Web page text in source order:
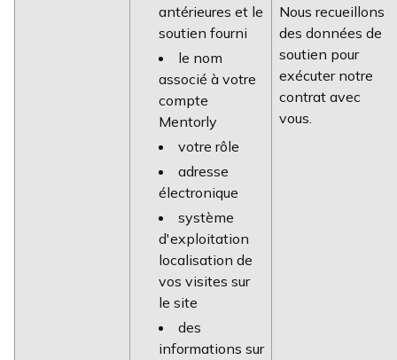
antérieures et le
soutien fourni
le nom
associé à votre
compte
Mentorly
votre rôle
adresse
électronique
système
d'exploitation
localisation de
vos visites sur
le site
des
informations sur
Nous recueillons
des données de
soutien pour
exécuter notre
contrat avec
vous.